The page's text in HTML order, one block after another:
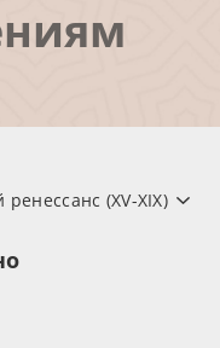
(XV-XIX)